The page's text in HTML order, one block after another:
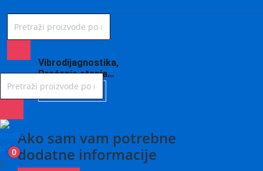
Vibrodijagnostika,
Praćenje stanja…
SAZNAJ VIŠE
Ako sam vam potrebne
dodatne informacije
0
X